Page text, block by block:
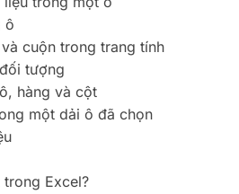
ô
cuộn trong trang tính
tượng
hàng và cột
một dải ô đã chọn
Excel?